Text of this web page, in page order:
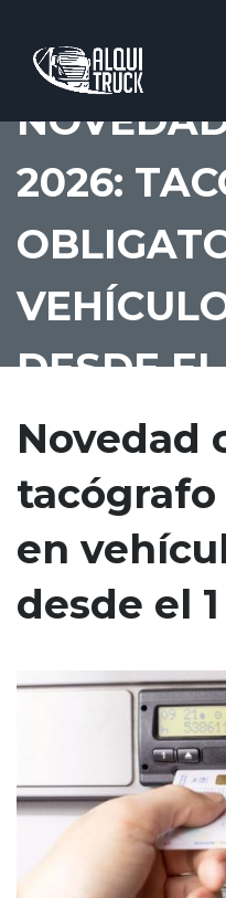
2026:
DESDE
Novedad
en
desde el